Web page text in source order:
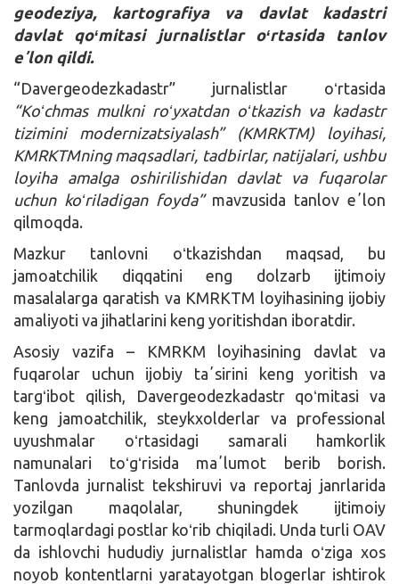
geodeziya, kartografiya va davlat kadastri
davlat qoʻmitasi jurnalistlar oʻrtasida tanlov
eʼlon qildi.
“Davergeodezkadastr” jurnalistlar oʻrtasida
“Koʻchmas mulkni roʻyxatdan oʻtkazish va kadastr
tizimini modernizatsiyalash” (KMRKTM) loyihasi,
KMRKTMning maqsadlari, tadbirlar, natijalari, ushbu
loyiha amalga oshirilishidan davlat va fuqarolar
uchun koʻriladigan foyda”mavzusida tanlov eʼlon
qilmoqda.
Mazkur tanlovni oʻtkazishdan maqsad, bu
jamoatchilik diqqatini eng dolzarb ijtimoiy
masalalarga qaratish va KMRKTM loyihasining ijobiy
amaliyoti va jihatlarini keng yoritishdan iboratdir.
Asosiy vazifa – KMRKM loyihasining davlat va
fuqarolar uchun ijobiy taʼsirini keng yoritish va
targʻibot qilish, Davergeodezkadastr qoʻmitasi va
keng jamoatchilik, steykxolderlar va professional
uyushmalar oʻrtasidagi samarali hamkorlik
namunalari toʻgʻrisida maʼlumot berib borish.
Tanlovda jurnalist tekshiruvi va reportaj janrlarida
yozilgan maqolalar, shuningdek ijtimoiy
tarmoqlardagi postlar koʻrib chiqiladi. Unda turli OAV
da ishlovchi hududiy jurnalistlar hamda oʻziga xos
noyob kontentlarni yaratayotgan blogerlar ishtirok